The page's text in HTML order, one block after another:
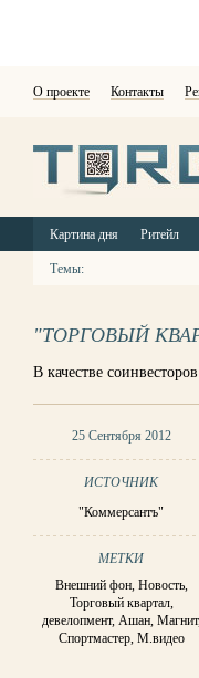
О проекте Контакты
Картина дня Ритейл
Темы:
"ТОРГОВЫЙ
В качестве
25 Сентября 2012
ИСТОЧНИК
"Коммерсантъ"
МЕТКИ
Внешний фон, Новость,
Торговый квартал,
девелопмент, Ашан, Магнит
Спортмастер, М.видео